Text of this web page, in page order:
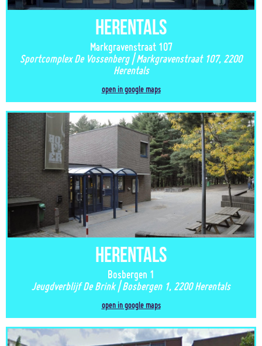
Herentals
Markgravenstraat 107
Sportcomplex De Vossenberg | Markgravenstraat 107, 2200
Herentals
open in google maps
Herentals
Bosbergen 1
Jeugdverblijf De Brink | Bosbergen 1, 2200 Herentals
open in google maps